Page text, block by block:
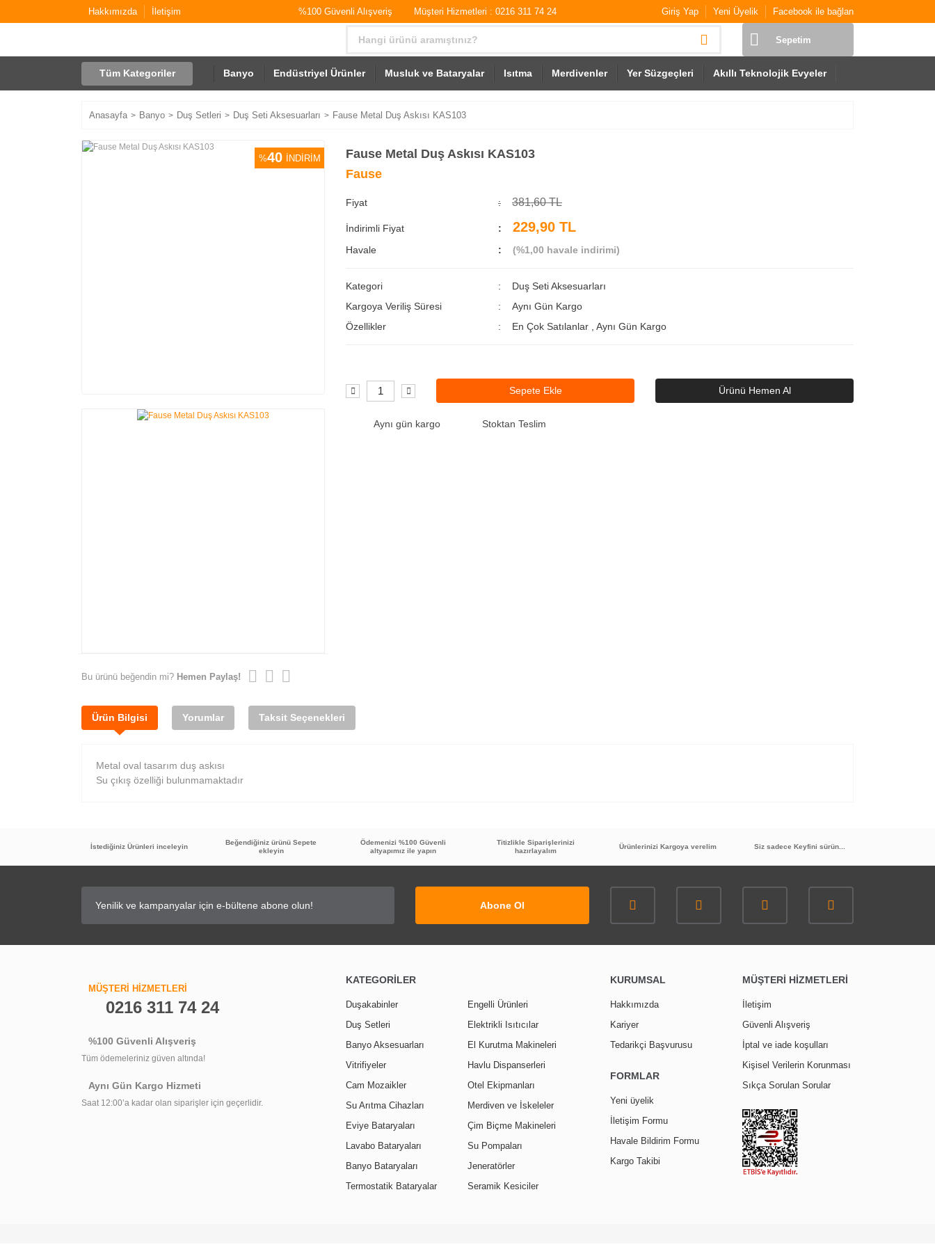
Hakkımızda İletişim %100 Güvenli Alışveriş Müşteri Hizmetleri : 0216 311 74 24 Giriş Yap Yeni Üyelik Facebook ile bağlan
Sepetim
Tüm Kategoriler Banyo Endüstriyel Ürünler Musluk ve Bataryalar Isıtma Merdivenler Yer Süzgeçleri Akıllı Teknolojik Evyeler
Anasayfa Banyo Duş Setleri Duş Seti Aksesuarları Fause Metal Duş Askısı KAS103
%40 İNDİRİM
Bu ürünü beğendin mi? Hemen Paylaş!
Fause Metal Duş Askısı KAS103
Fause
Fiyat 381,60 TL
İndirimli Fiyat 229,90 TL
Havale (%1,00 havale indirimi)
Kategori
Duş Seti Aksesuarları
Kargoya Veriliş Süresi
Aynı Gün Kargo
Özellikler
En Çok Satılanlar Aynı Gün Kargo
Sepete Ekle Ürünü Hemen Al
Aynı gün kargo Stoktan Teslim
Ürün Bilgisi Yorumlar Taksit Seçenekleri
Metal oval tasarım duş askısı
Su çıkış özelliği bulunmamaktadır
Metal olması büyük avantaj, nikelajlı olduğu için paslanma yapacağını sanmıyorum ancak yine de zaman gösterecek. Kargo çok hızlı geldi. Teşekkürler
Serkan Salman | 01/10/2023
İstediğiniz Ürünleri inceleyin
Beğendiğiniz ürünü Sepete
ekleyin
Ödemenizi %100 Güvenli
altyapımız ile yapın
Titizlikle Siparişlerinizi
hazırlayalım
Ürünlerinizi Kargoya verelim Siz sadece Keyfini sürün...
Abone Ol
MÜŞTERİ HİZMETLERİ
0216 311 74 24
%100 Güvenli Alışveriş
Tüm ödemeleriniz güven altında!
Aynı Gün Kargo Hizmeti
Saat 12:00’a kadar olan siparişler için geçerlidir.
KATEGORİLER
Duşakabinler
Duş Setleri
Banyo Aksesuarları
Vitrifiyeler
Cam Mozaikler
Su Arıtma Cihazları
Eviye Bataryaları
Lavabo Bataryaları
Banyo Bataryaları
Termostatik Bataryalar
Engelli Ürünleri
Elektrikli Isıtıcılar
El Kurutma Makineleri
Havlu Dispanserleri
Otel Ekipmanları
Merdiven ve İskeleler
Çim Biçme Makineleri
Su Pompaları
Jeneratörler
Seramik Kesiciler
KURUMSAL
Hakkımızda
Kariyer
Tedarikçi Başvurusu
FORMLAR
Yeni üyelik
İletişim Formu
Havale Bildirim Formu
Kargo Takibi
MÜŞTERİ HİZMETLERİ
İletişim
Güvenli Alışveriş
İptal ve iade koşulları
Kişisel Verilerin Korunması
Sıkça Sorulan Sorular